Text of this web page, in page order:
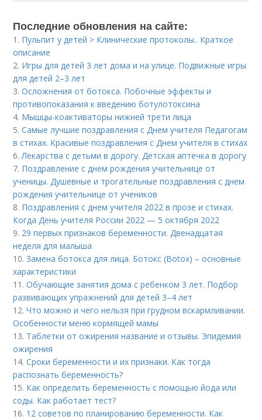
Последние обновления на сайте:
1. Пульпит у детей > Клинические протоколы.. Краткое
описание
2. Игры для детей 3 лет дома и на улице. Подвижные игры
для детей 2–3 лет
3.Осложнения от ботокса. Побочные эффекты и
противопоказания к введению ботулотоксина
4. Мышцы-коактиваторы нижней трети лица
5.Самые лучшие поздравления с Днем учителя Педагогам
в стихах. Красивые поздравления с Днем учителя в стихах
6.Лекарства с детьми в дорогу. Детская аптечка в дорогу
7. Поздравление с днем рождения учительнице от
ученицы. Душевные и трогательные поздравления с днем
рождения учительнице от учеников
8. Поздравления с днем учителя 2022 в прозе и стихах.
Когда День учителя России 2022 — 5 октября 2022
9. 29 первых признаков беременности. Двенадцатая
неделя для малыша
10.Замена ботокса для лица. Ботокс (Botox) – основные
характеристики
11.Обучающие занятия дома с ребенком 3 лет. Подбор
развивающих упражнений для детей 3–4 лет
12.Что можно и чего нельзя при грудном вскармливании.
Особенности меню кормящей мамы
13. Таблетки от ожирения название и отзывы. Эпидемия
ожирения
14.Сроки беременности и их признаки. Как тогда
распознать беременность?
15. Как определить беременность с помощью йода или
соды. Как работает тест?
16. 12 советов по планированию беременности. Как